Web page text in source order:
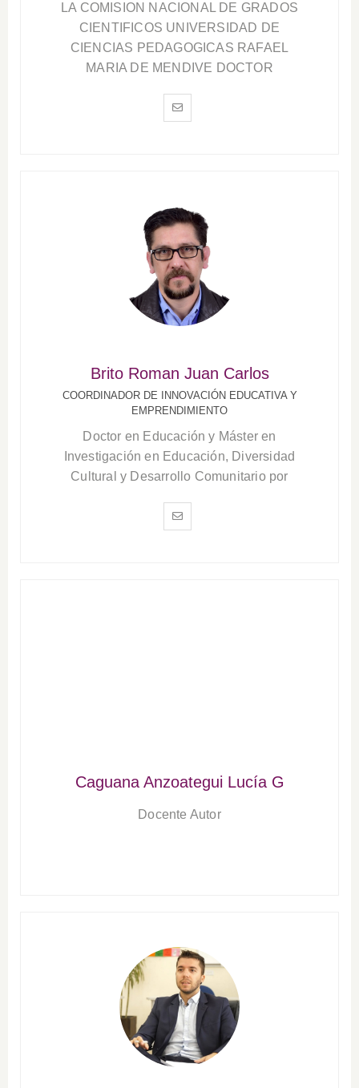
LA COMISION NACIONAL DE GRADOS
CIENTIFICOS UNIVERSIDAD DE
CIENCIAS PEDAGOGICAS RAFAEL
MARIA DE MENDIVE DOCTOR
Brito Roman Juan Carlos
COORDINADOR DE INNOVACIÓN EDUCATIVA Y
EMPRENDIMIENTO
Doctor en Educación y Máster en
Investigación en Educación, Diversidad
Cultural y Desarrollo Comunitario por
Caguana Anzoategui Lucía G
Docente Autor